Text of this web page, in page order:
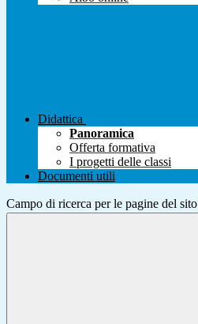
Didattica
Panoramica
Offerta formativa
I progetti delle classi
Documenti utili
Campo di ricerca per le pagine del sito